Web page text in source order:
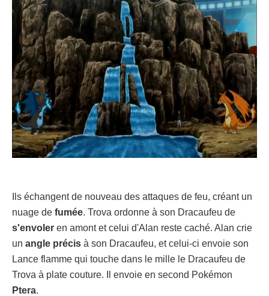
Ils échangent de nouveau des attaques de feu, créant un
nuage de fumée. Trova ordonne à son Dracaufeu de
s'envoler en amont et celui d'Alan reste caché. Alan crie
un angle précis à son Dracaufeu, et celui-ci envoie son
Lance flamme qui touche dans le mille le Dracaufeu de
Trova à plate couture. Il envoie en second Pokémon
Ptera.